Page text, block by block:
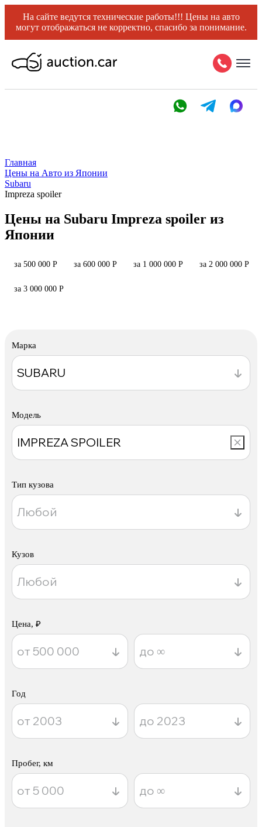
На сайте ведутся технические работы!!! Цены на авто
могут отображаться не корректно, спасибо за понимание.
Главная
Цены на Авто из Японии
Subaru
Impreza spoiler
Цены на Subaru Impreza spoiler из
Японии
за 500 000 Р за 600 000 Р за 1 000 000 Р за 2 000 000 Р
за 3 000 000 Р
Марка
Модель
Тип кузова
Кузов
Цена, ₽
Год
Пробег, км